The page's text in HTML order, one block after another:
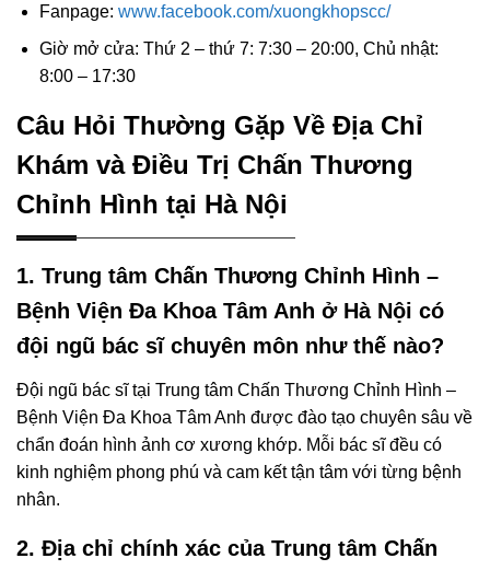
Fanpage: www.facebook.com/xuongkhopscc/
Giờ mở cửa: Thứ 2 – thứ 7: 7:30 – 20:00, Chủ nhật:
8:00 – 17:30
Câu Hỏi Thường Gặp Về Địa Chỉ
Khám và Điều Trị Chấn Thương
Chỉnh Hình tại Hà Nội
1. Trung tâm Chấn Thương Chỉnh Hình –
Bệnh Viện Đa Khoa Tâm Anh ở Hà Nội có
đội ngũ bác sĩ chuyên môn như thế nào?
Đội ngũ bác sĩ tại Trung tâm Chấn Thương Chỉnh Hình –
Bệnh Viện Đa Khoa Tâm Anh được đào tạo chuyên sâu về
chẩn đoán hình ảnh cơ xương khớp. Mỗi bác sĩ đều có
kinh nghiệm phong phú và cam kết tận tâm với từng bệnh
nhân.
2. Địa chỉ chính xác của Trung tâm Chấn